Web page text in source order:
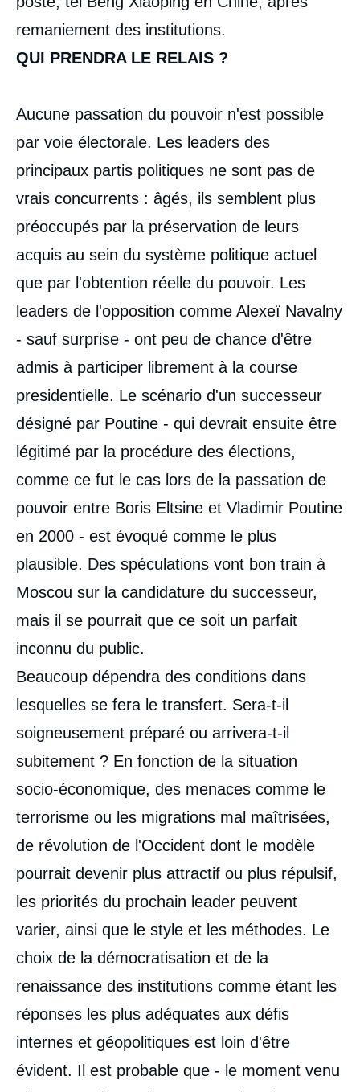
remaniement des institutions.
QUI PRENDRA LE RELAIS ?
Aucune passation du pouvoir n'est possible
par voie électorale. Les leaders des
principaux partis politiques ne sont pas de
vrais concurrents : âgés, ils semblent plus
préoccupés par la préservation de leurs
acquis au sein du système politique actuel
que par l'obtention réelle du pouvoir. Les
leaders de l'opposition comme Alexeï Navalny
- sauf surprise - ont peu de chance d'être
admis à participer librement à la course
presidentielle. Le scénario d'un successeur
désigné par Poutine - qui devrait ensuite être
légitimé par la procédure des élections,
comme ce fut le cas lors de la passation de
pouvoir entre Boris Eltsine et Vladimir Poutine
en 2000 - est évoqué comme le plus
plausible. Des spéculations vont bon train à
Moscou sur la candidature du successeur,
mais il se pourrait que ce soit un parfait
inconnu du public.
Beaucoup dépendra des conditions dans
lesquelles se fera le transfert. Sera-t-il
soigneusement préparé ou arrivera-t-il
subitement ? En fonction de la situation
socio-économique, des menaces comme le
terrorisme ou les migrations mal maîtrisées,
de révolution de l'Occident dont le modèle
pourrait devenir plus attractif ou plus répulsif,
les priorités du prochain leader peuvent
varier, ainsi que le style et les méthodes. Le
choix de la démocratisation et de la
renaissance des institutions comme étant les
réponses les plus adéquates aux défis
internes et géopolitiques est loin d'être
évident. Il est probable que - le moment venu